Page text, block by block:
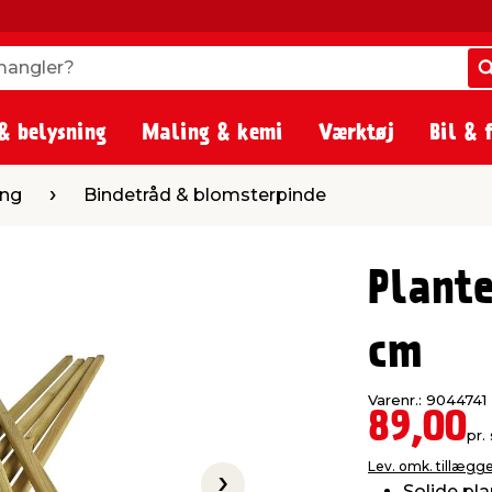
belysning Maling & kemi Værktøj Bil &
& blomsterpinde
Bindetråd & blomsterpinde
cm
Varenr.: 9044741
89,00pr.
Lev. omk.